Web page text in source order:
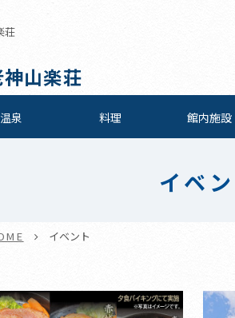
荘
山楽荘
温泉 料理 館内施設
イベ
イベント